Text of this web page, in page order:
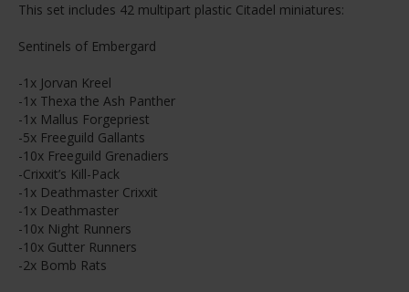
This set includes 42 multipart plastic Citadel miniatures:
Sentinels of Embergard
-1x Jorvan Kreel
-1x Thexa the Ash Panther
-1x Mallus Forgepriest
-5x Freeguild Gallants
-10x Freeguild Grenadiers
-Crixxit’s Kill-Pack
-1x Deathmaster Crixxit
-1x Deathmaster
-10x Night Runners
-10x Gutter Runners
-2x Bomb Rats